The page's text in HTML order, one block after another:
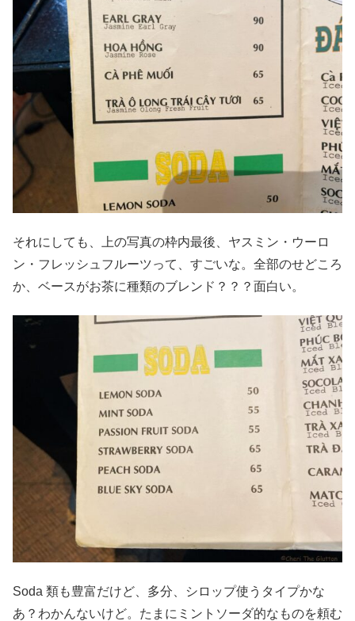
それにしても、上の写真の枠内最後、ヤスミン・ウーロ
ン・フレッシュフルーツって、すごいな。全部のせどころ
か、ベースがお茶に種類のブレンド？？？面白い。
Soda 類も豊富だけど、多分、シロップ使うタイプかな
あ？わかんないけど。たまにミントソーダ的なものを頼む